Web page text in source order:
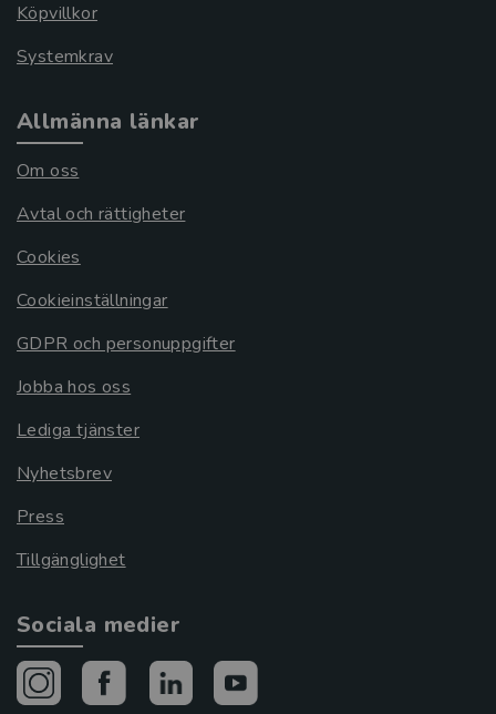
Köpvillkor
Systemkrav
Allmänna länkar
Om oss
Avtal och rättigheter
Cookies
Cookieinställningar
GDPR och personuppgifter
Jobba hos oss
Lediga tjänster
Nyhetsbrev
Press
Tillgänglighet
Sociala medier